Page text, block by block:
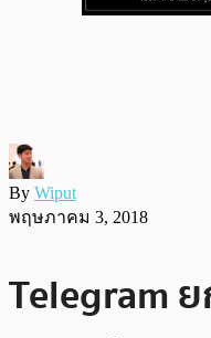
By Wiput
พฤษภาคม 3, 2018
Telegram